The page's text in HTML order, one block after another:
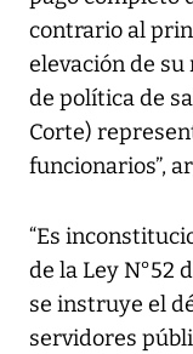
contrario al
elevación de su
de política de
Corte)
funcionarios”,
“Es
de la Ley N°52
se instruye el
servidores